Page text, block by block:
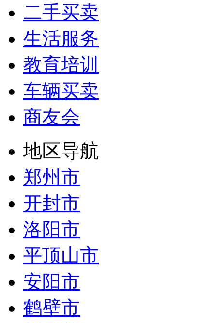
二手买卖
生活服务
教育培训
车辆买卖
商友会
地区导航
郑州市
开封市
洛阳市
平顶山市
安阳市
鹤壁市